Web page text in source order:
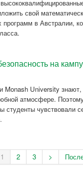
свой
в Австралии,
на
Monash University
атмосфере.
чувствовали
1 2 3 >